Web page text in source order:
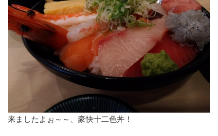
来ましたよぉ～～、豪快十二色丼！